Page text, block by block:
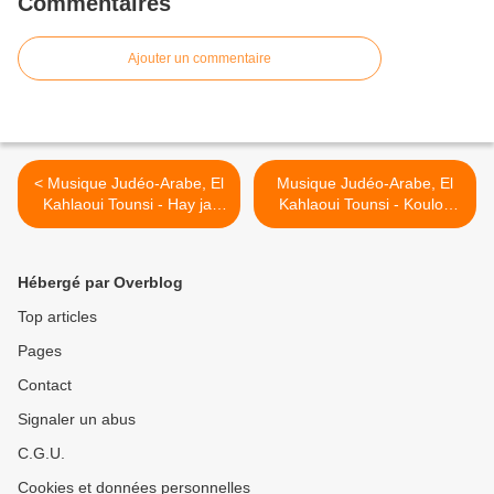
Ajouter un commentaire
< Musique Judéo-Arabe, El
Kahlaoui Tounsi - Hay jat
laaroussa
Musique Judéo-Arabe, El
Kahlaoui Tounsi - Koulou
men aini >
Hébergé par Overblog
Top articles
Pages
Contact
Signaler un abus
C.G.U.
Cookies et données personnelles